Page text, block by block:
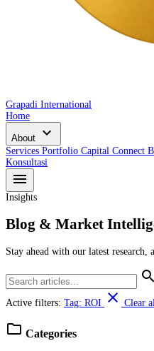
Grapadi International
Home
About expand_more
Services Portfolio Capital Connect
Konsultasi
menu
Insights
Blog & Market
Stay ahead with our latest research,
search
Active filters: Tag: ROI close Clear
folder Categories